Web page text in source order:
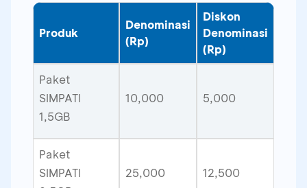
Produk
Denominasi
(Rp)
Diskon
Denominasi
(Rp)
Paket
SIMPATI
1,5GB
10,000 5,000
Paket
SIMPATI
25,000 12,500